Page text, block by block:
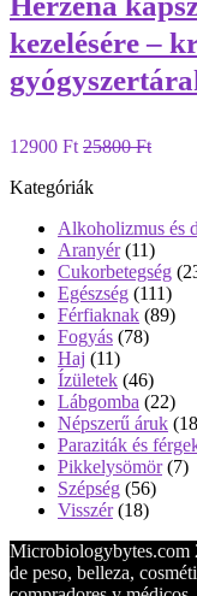
kezelésére –
12900 Ft 25800 Ft
Kategóriák
Alkoholizmus és
Aranyér(11)
Cukorbetegség
Egészség (111)
Férfiaknak (89)
Fogyás (78)
Haj (11)
Ízületek (46)
Lábgomba (22)
Népszerű áruk
Paraziták és
Pikkelysömör(7)
Szépség (56)
Visszér(18)
Microbiologybytes.com
de peso, belleza,